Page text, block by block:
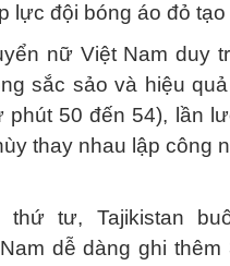
lực đội bóng áo đỏ tạo
nữ Việt Nam duy
sắc sảo và hiệu
phút 50 đến 54), lần
thay nhau lập công
thứ tư, Tajikistan
dễ dàng ghi thêm